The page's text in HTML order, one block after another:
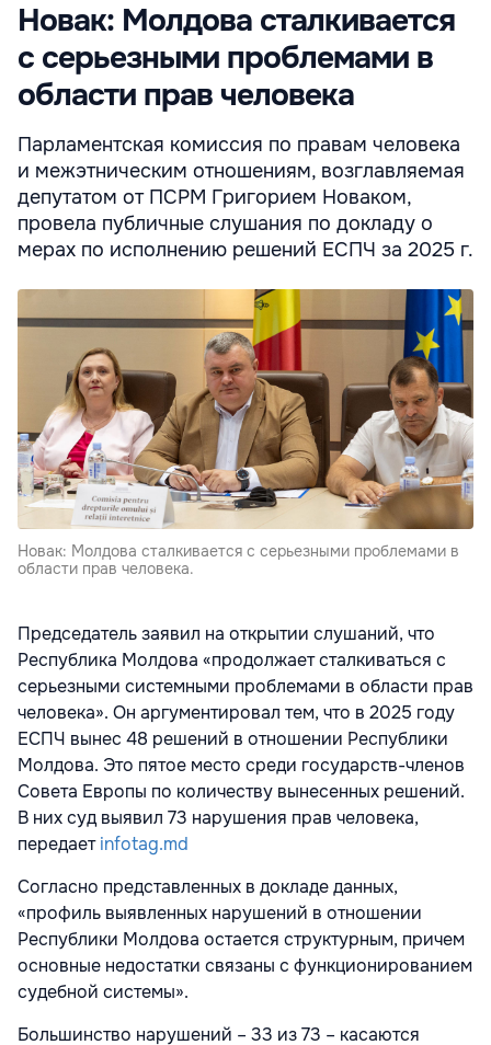
Новак: Молдова сталкивается
с серьезными проблемами в
области прав человека
Парламентская комиссия по правам человека
и межэтническим отношениям, возглавляемая
депутатом от ПСРМ Григорием Новаком,
провела публичные слушания по докладу о
мерах по исполнению решений ЕСПЧ за 2025 г.
Новак: Молдова сталкивается с серьезными проблемами в
области прав человека.
Председатель заявил на открытии слушаний, что
Республика Молдова «продолжает сталкиваться с
серьезными системными проблемами в области прав
человека». Он аргументировал тем, что в 2025 году
ЕСПЧ вынес 48 решений в отношении Республики
Молдова. Это пятое место среди государств-членов
Совета Европы по количеству вынесенных решений.
В них суд выявил 73 нарушения прав человека,
передаетinfotag.md
Согласно представленных в докладе данных,
«профиль выявленных нарушений в отношении
Республики Молдова остается структурным, причем
основные недостатки связаны с функционированием
судебной системы».
Большинство нарушений – 33 из 73 – касаются